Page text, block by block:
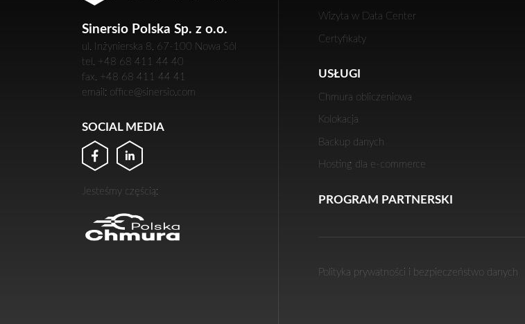
Sinersio Polska Sp. z o.o.
ul. Inżynierska 8, 67-100 Nowa Sól
tel. +48 68 411 44 40
fax. +48 68 411 44 41
email: office@sinersio.com
SOCIAL MEDIA
Jesteśmy częścią:
Wizyta w Data Center
Certyfikaty
USŁUGI
Chmura obliczeniowa
Kolokacja
Backup danych
Hosting dla e-commerce
PROGRAM PARTNERSKI
Polityka prywatności i bezpieczeństwo danych